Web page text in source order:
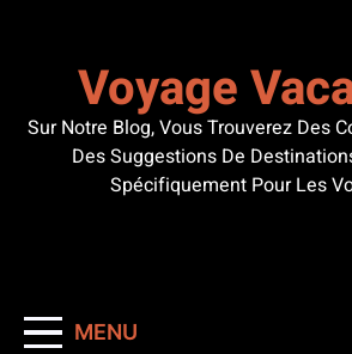
Voyage
Sur Notre Blog, Vous Trouverez Des
Des Suggestions De
Spécifiquement Pour Les
MENU